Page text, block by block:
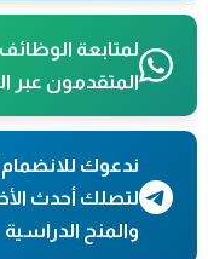
لمتابعة
المتقدمون عبر
ندعوك للانضمام
لتصلك أحدث
والمنح الدراسية